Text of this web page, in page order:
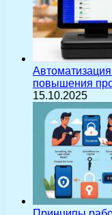
повышения
15.10.2025